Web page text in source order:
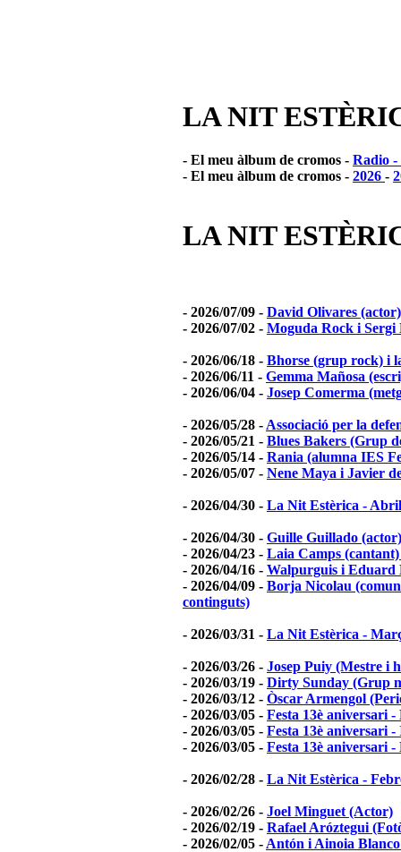
LA NIT
- El meu àlbum de cromos - Radio
- El meu àlbum de cromos - 2026 -
LA NIT
- 2026/07/09 - David Olivares (actor)
- 2026/07/02 - Moguda Rock i Sergi
- 2026/06/18 - Bhorse (grup rock) i
- 2026/06/11 - Gemma Mañosa
- 2026/06/04 - Josep Comerma
- 2026/05/28 - Associació per la
- 2026/05/21 - Blues Bakers (Grup
- 2026/05/14 - Rania (alumna IES
- 2026/05/07 - Nene Maya i Javier
- 2026/04/30 - La Nit Estèrica -
- 2026/04/30 - Guille Guillado
- 2026/04/23 - Laia Camps
- 2026/04/16 - Walpurguis i Eduard
- 2026/04/09 - Borja Nicolau
continguts)
- 2026/03/31 - La Nit Estèrica -
- 2026/03/26 - Josep Puiy (Mestre i
- 2026/03/19 - Dirty Sunday (Grup
- 2026/03/12 - Òscar Armengol
- 2026/03/05 - Festa 13è aniversari -
- 2026/03/05 - Festa 13è aniversari -
- 2026/03/05 - Festa 13è aniversari
- 2026/02/28 - La Nit Estèrica -
- 2026/02/26 - Joel Minguet (Actor)
- 2026/02/19 - Rafael Aróztegui
- 2026/02/05 - Antón i Ainoia